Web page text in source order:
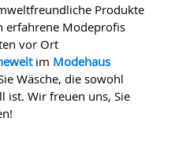
Produkte
erfahrene Modeprofis
vor Ort
im Modehaus
Wäsche, die sowohl
ist. Wir freuen uns, Sie